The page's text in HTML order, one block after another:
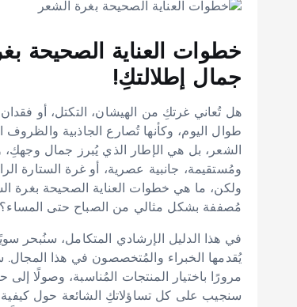
خطوات العناية الصحيحة
جمال إطلالتكِ!
هل تُعاني غرتكِ من الهيشان، التكتل، أو
طوال اليوم، وكأنها تُصارع الجاذبية
الشعر، بل هي الإطار الذي يُبرز جمال
ومُستقيمة، جانبية عصرية، أو غرة الستارة
ولكن، ما هي خطوات العناية الصحيحة بغرة
مُصففة بشكل مثالي من الصباح حتى
في هذا الدليل الإرشادي المتكامل، سنُبحر
يُقدمها الخبراء والمُتخصصون في هذا المجال.
مرورًا باختيار المنتجات المُناسبة، وصولًا
سنجيب على كل تساؤلاتكِ الشائعة حول كيفية